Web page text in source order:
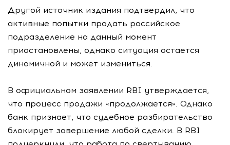
Другой источник издания подтвердил, что
активные попытки продать российское
подразделение на данный момент
приостановлены, однако ситуация остается
динамичной и может измениться.
В официальном заявлении RBI утверждается,
что процесс продажи «продолжается». Однако
банк признает, что судебное разбирательство
блокирует завершение любой сделки. В RBI